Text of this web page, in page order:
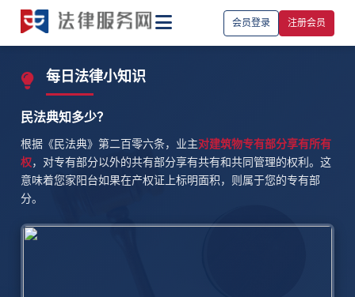
会员登录 注册会员
每日法律小知识
民法典知多少？
根据《民法典》第二百零六条，业主对建筑物专有部分享有所有
权，对专有部分以外的共有部分享有共有和共同管理的权利。这
意味着您家阳台如果在产权证上标明面积，则属于您的专有部
分。